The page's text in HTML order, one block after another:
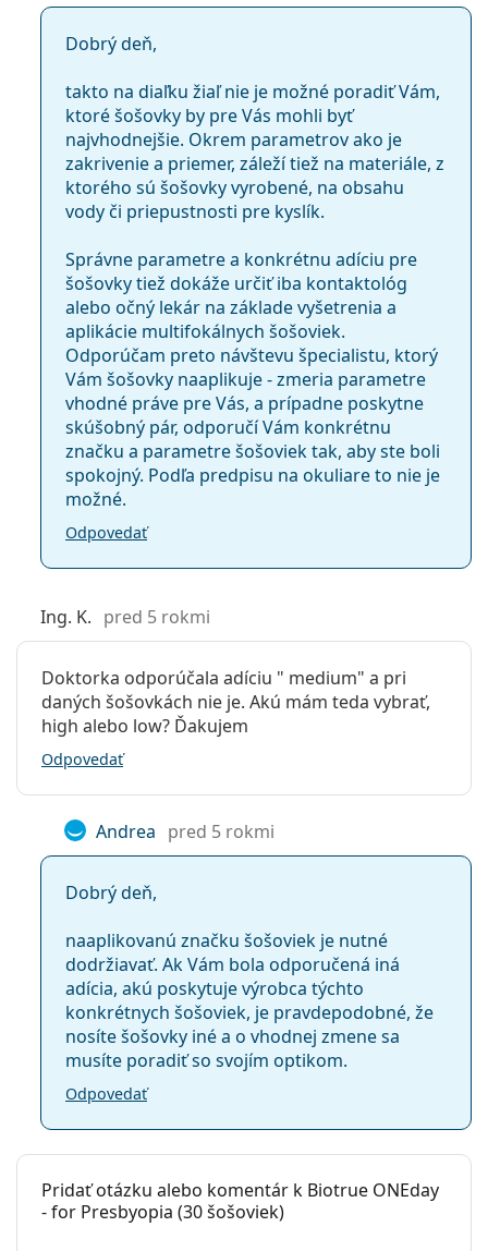
Dobrý deň,
takto na diaľku žiaľ nie je možné poradiť Vám,
ktoré šošovky by pre Vás mohli byť
najvhodnejšie. Okrem parametrov ako je
zakrivenie a priemer, záleží tiež na materiále, z
ktorého sú šošovky vyrobené, na obsahu
vody či priepustnosti pre kyslík.
Správne parametre a konkrétnu adíciu pre
šošovky tiež dokáže určiť iba kontaktológ
alebo očný lekár na základe vyšetrenia a
aplikácie multifokálnych šošoviek.
Odporúčam preto návštevu špecialistu, ktorý
Vám šošovky naaplikuje - zmeria parametre
vhodné práve pre Vás, a prípadne poskytne
skúšobný pár, odporučí Vám konkrétnu
značku a parametre šošoviek tak, aby ste boli
spokojný. Podľa predpisu na okuliare to nie je
možné.
Odpovedať
Ing. K. pred 5 rokmi
Doktorka odporúčala adíciu " medium" a pri
daných šošovkách nie je. Akú mám teda vybrať,
high alebo low? Ďakujem
Odpovedať
Andrea pred 5 rokmi
Dobrý deň,
naaplikovanú značku šošoviek je nutné
dodržiavať. Ak Vám bola odporučená iná
adícia, akú poskytuje výrobca týchto
konkrétnych šošoviek, je pravdepodobné, že
nosíte šošovky iné a o vhodnej zmene sa
musíte poradiť so svojím optikom.
Odpovedať
Pridať otázku alebo komentár k Biotrue ONEday
- for Presbyopia (30 šošoviek)